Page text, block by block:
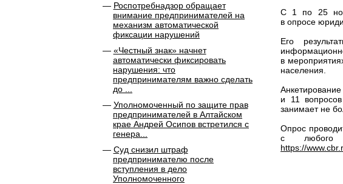
Роспотребнадзор обращает
внимание предпринимателей на
механизм автоматической
фиксации нарушений
«Честный знак» начнет
автоматически фиксировать
нарушения: что
предпринимателям важно сделать
до ...
Уполномоченный по защите прав
предпринимателей в Алтайском
крае Андрей Осипов встретился с
генера...
Суд снизил штраф
предпринимателю после
вступления в дело
Уполномоченного
С 1 по 25
в опросе
Его
в
населения.
и 11
занимает не
Опрос
с любого
https://